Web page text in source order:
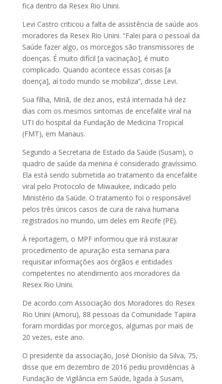
fica dentro da Resex Rio Unini.
Levi Castro criticou a falta de assistência de saúde aos
moradores da Resex Rio Unini. “Falei para o pessoal da
Saúde fazer algo, os morcegos são transmissores de
doenças. É muito difícil [a vacinação], é muito
complicado. Quando acontece essas coisas [a
doença], aí todo mundo se mobiliza”, disse Levi.
Sua filha, Miriã, de dez anos, está internada há dez
dias com os mesmos sintomas de encefalite viral na
UTI do hospital da Fundação de Medicina Tropical
(FMT), em Manaus.
Segundo a Secretaria de Estado da Saúde (Susam), o
quadro de saúde da menina é considerado gravíssimo.
Ela está sendo submetida ao tratamento da encefalite
viral pelo Protocolo de Miwaukee, indicado pelo
Ministério da Saúde. O tratamento foi o responsável
pelos três únicos casos de cura de raiva humana
registrados no mundo, um deles em Recife (PE).
À reportagem, o MPF informou que irá instaurar
procedimento de apuração esta semana para
requisitar informações aos órgãos e entidades
competentes no atendimento aos moradores da
Resex Rio Unini.
De acordo com Associação dos Moradores do Resex
Rio Unini (Amoru), 88 pessoas da Comunidade Tapiira
foram mordidas por morcegos, algumas por mais de
20 vezes, este ano.
O presidente da associação, José Dionísio da Silva, 75,
disse que em dezembro de 2016 pediu providências à
Fundação de Vigilância em Saúde, ligada à Susam,